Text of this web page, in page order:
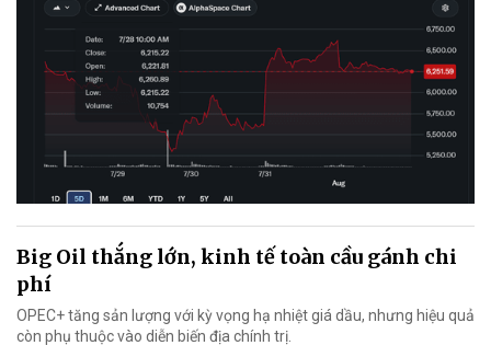
Big Oil thắng lớn, kinh tế toàn cầu gánh chi
phí
OPEC+ tăng sản lượng với kỳ vọng hạ nhiệt giá dầu, nhưng hiệu quả
còn phụ thuộc vào diễn biến địa chính trị.